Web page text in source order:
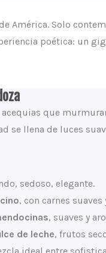
América. Solo
poética: un
que
se llena de luces
sedoso, elegante.
, con carnes
, suaves y
de leche, frutos